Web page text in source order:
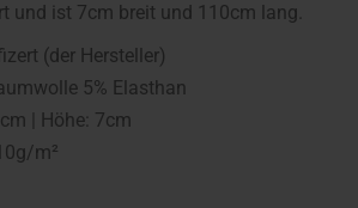
und ist 7cm breit und 110cm lang.
(der Hersteller)
5% Elasthan
| Höhe: 7cm
m²